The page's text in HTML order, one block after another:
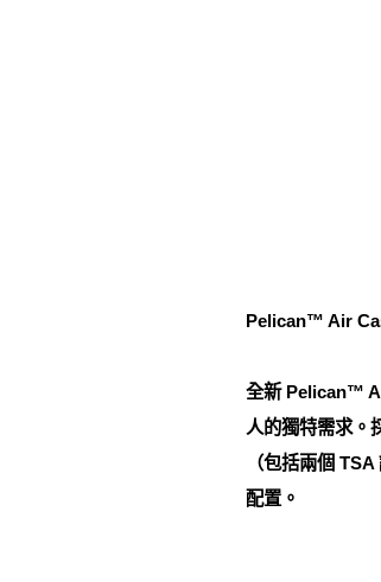
Pelican™ Air
全新 Pelican™
人的獨特需求。
（包括兩個
配置。